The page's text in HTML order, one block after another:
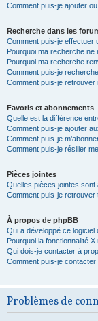
Comment puis-je ajouter
Recherche dans les
Comment puis-je effectuer
Pourquoi ma recherche ne
Pourquoi ma recherche
Comment puis-je
Comment puis-je
Favoris et abonnements
Quelle est la différence
Comment puis-je ajouter
Comment puis-je
Comment puis-je résilier
Pièces jointes
Quelles pièces jointes
Comment puis-je
À propos de phpBB
Qui a développé ce
Pourquoi la fonctionnalité X
Qui dois-je contacter à
Comment puis-je
Problèmes de